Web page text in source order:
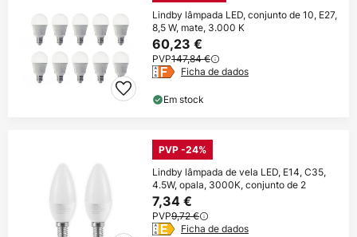
Lindby lâmpada LED, conjunto de 10, E27,
8,5 W, mate, 3.000 K
60,23 €
PVP147,84 €
Ficha de dados
Em stock
PVP -24%
Lindby lâmpada de vela LED, E14, C35,
4.5W, opala, 3000K, conjunto de 2
7,34 €
PVP9,72 €
Ficha de dados